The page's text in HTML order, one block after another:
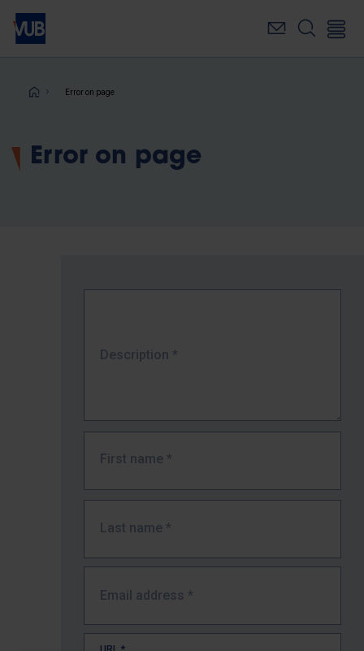
Skip
main
Breadcrumb
Error on page
Error on page
Description *
First name *
Last name *
Email address *